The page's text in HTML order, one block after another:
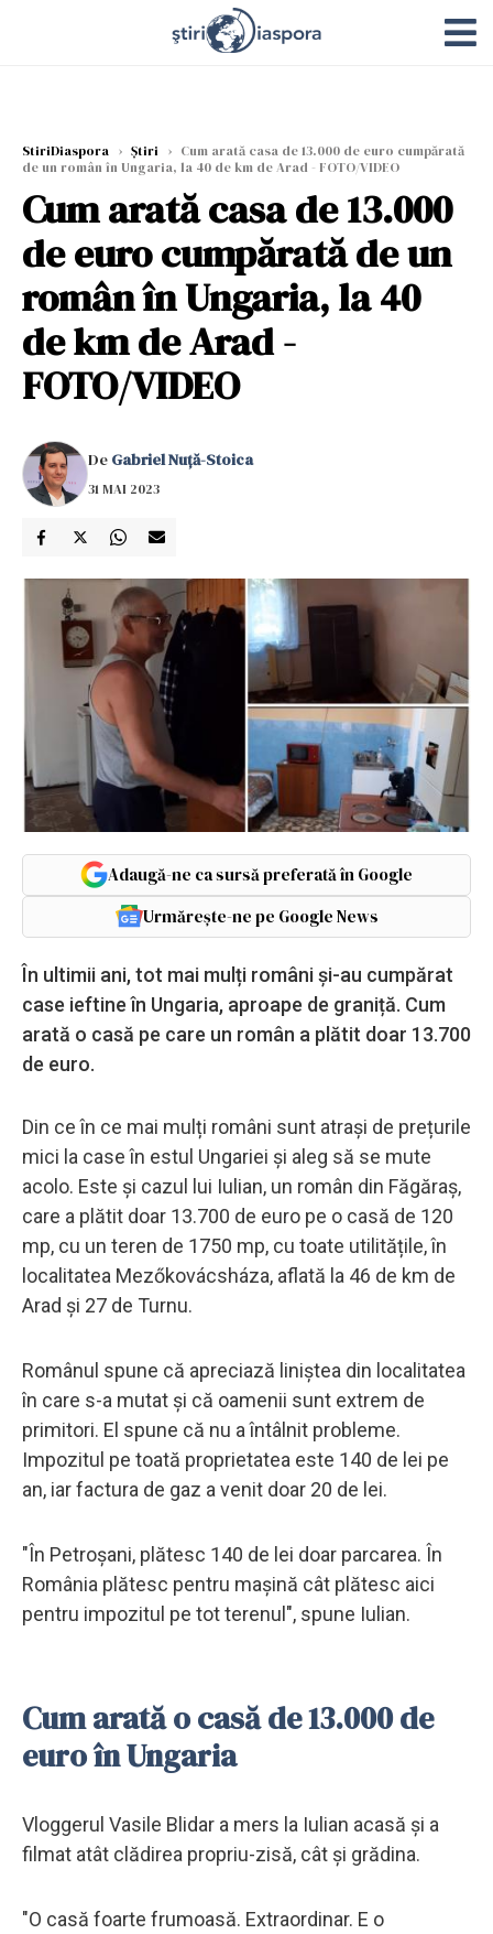
StiriDiaspora › Știri › Cum arată casa de 13.000 de euro cumpărată
de un român în Ungaria, la 40 de km de Arad - FOTO/VIDEO
Cum arată casa de 13.000
de euro cumpărată de un
român în Ungaria, la 40
de km de Arad -
FOTO/VIDEO
De Gabriel Nuță-Stoica
31 MAI 2023
Adaugă-ne ca sursă preferată în Google
Urmărește-ne pe Google News
În ultimii ani, tot mai mulți români și-au cumpărat
case ieftine în Ungaria, aproape de graniță. Cum
arată o casă pe care un român a plătit doar 13.700
de euro.
Din ce în ce mai mulți români sunt atrași de prețurile
mici la case în estul Ungariei și aleg să se mute
acolo. Este și cazul lui Iulian, un român din Făgăraș,
care a plătit doar 13.700 de euro pe o casă de 120
mp, cu un teren de 1750 mp, cu toate utilitățile, în
localitatea Mezőkovácsháza, aflată la 46 de km de
Arad și 27 de Turnu.
Românul spune că apreciază liniștea din localitatea
în care s-a mutat și că oamenii sunt extrem de
primitori. El spune că nu a întâlnit probleme.
Impozitul pe toată proprietatea este 140 de lei pe
an, iar factura de gaz a venit doar 20 de lei.
"În Petroșani, plătesc 140 de lei doar parcarea. În
România plătesc pentru mașină cât plătesc aici
pentru impozitul pe tot terenul", spune Iulian.
Cum arată o casă de 13.000 de
euro în Ungaria
Vloggerul Vasile Blidar a mers la Iulian acasă și a
filmat atât clădirea propriu-zisă, cât și grădina.
"O casă foarte frumoasă. Extraordinar. E o